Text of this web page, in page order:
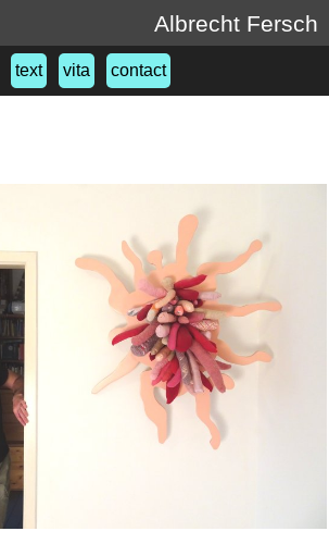
Albrecht Fersch
text vita contact